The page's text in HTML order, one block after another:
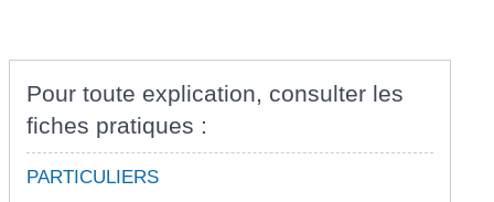
Pour toute explication, consulter les
fiches pratiques :
PARTICULIERS